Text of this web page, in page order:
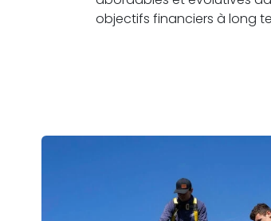
objectifs financiers à long